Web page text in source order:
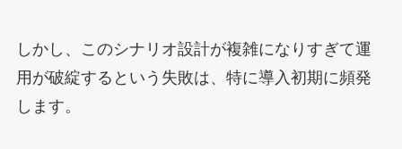
しかし、このシナリオ設計が複雑になりすぎて運
用が破綻するという失敗は、特に導入初期に頻発
します。